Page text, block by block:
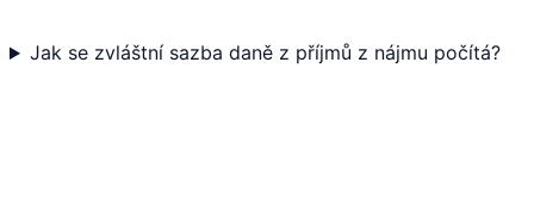
Jak se zvláštní sazba daně z příjmů z nájmu počítá?